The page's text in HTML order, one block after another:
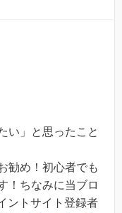
い」と思ったこと
勧め！初心者でも
！ちなみに当ブロ
ントサイト登録者